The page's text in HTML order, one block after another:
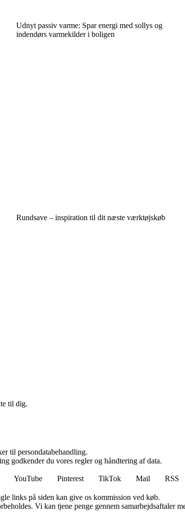
Udnyt passiv varme: Spar energi med sollys og
indendørs varmekilder i boligen
Rundsave – inspiration til dit næste værktøjskøb
til dig.
til persondatabehandling.
godkender du vores regler og håndtering af data.
YouTube Pinterest TikTok Mail
RSS
links på siden kan give os kommission ved køb.
Vi kan tjene penge gennem samarbejdsaftaler